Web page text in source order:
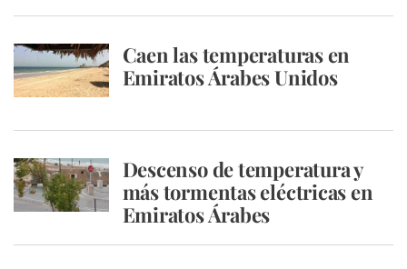
Caen las temperaturas en
Emiratos Árabes Unidos
Descenso de temperatura y
más tormentas eléctricas en
Emiratos Árabes